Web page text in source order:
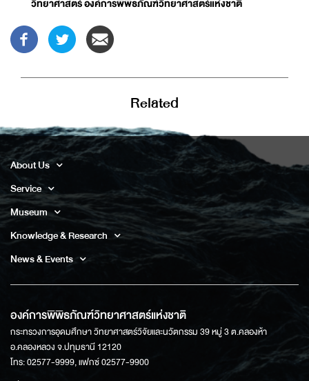
Related
About Us
Service
Museum
Knowledge & Research
News & Events
องค์การพิพิธภัณฑ์วิทยาศาสตร์แห่งชาติ
กระทรวงการอุดมศึกษา วิทยาศาสตร์วิจัยและนวัตกรรม 39 หมู่ 3 ต.คลองห้า
อ.คลองหลวง จ.ปทุมธานี 12120
โทร: 02577-9999, แฟกซ์ 02577-9900